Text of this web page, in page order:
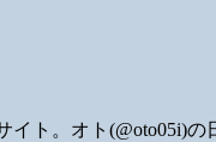
イト。オト(@oto05i)の